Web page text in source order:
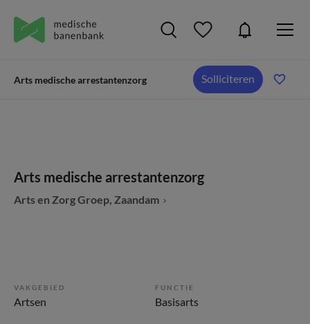
Arts medische arrestantenzorg Solliciteren
Arts medische arrestantenzorg
Arts en Zorg Groep, Zaandam
VAKGEBIED
Artsen
FUNCTIE
Basisarts